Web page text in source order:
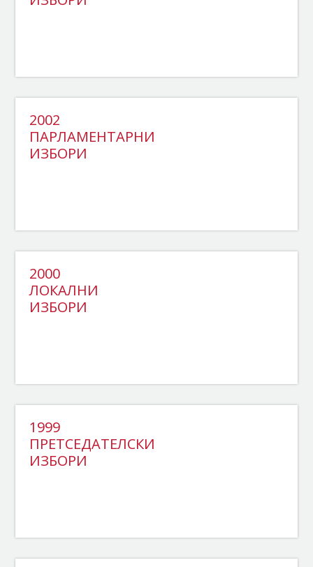
2002
ПАРЛАМЕНТАРНИ
ИЗБОРИ
2000
ЛОКАЛНИ
ИЗБОРИ
1999
ПРЕТСЕДАТЕЛСКИ
ИЗБОРИ